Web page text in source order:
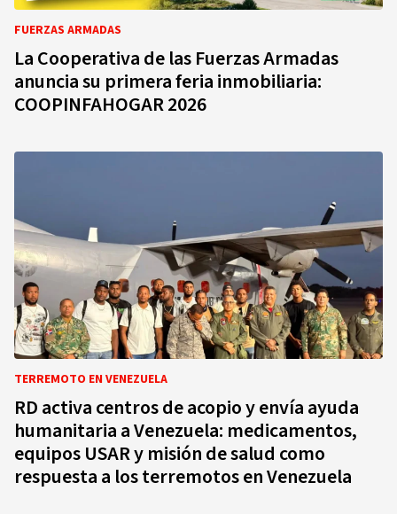
FUERZAS ARMADAS
La Cooperativa de las Fuerzas Armadas
anuncia su primera feria inmobiliaria:
COOPINFAHOGAR 2026
TERREMOTO EN VENEZUELA
RD activa centros de acopio y envía ayuda
humanitaria a Venezuela: medicamentos,
equipos USAR y misión de salud como
respuesta a los terremotos en Venezuela